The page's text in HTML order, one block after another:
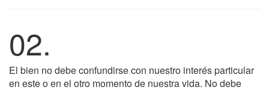
02.
El bien no debe confundirse con nuestro interés particular
en este o en el otro momento de nuestra vida. No debe